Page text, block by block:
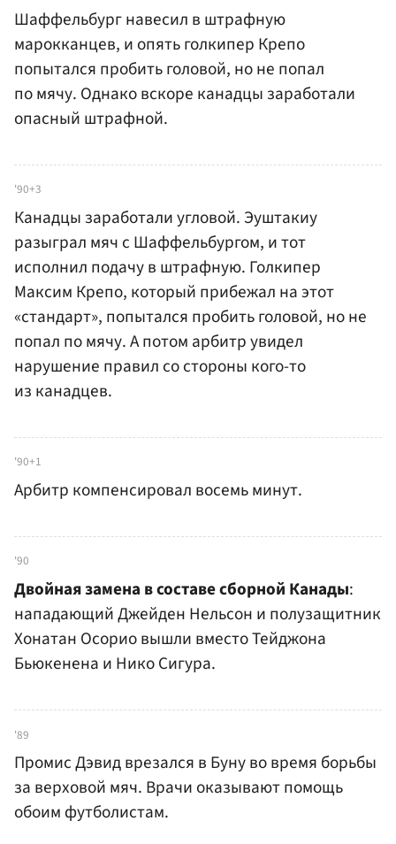
Шаффельбург навесил в штрафную
марокканцев, и опять голкипер Крепо
попытался пробить головой, но не попал
по мячу. Однако вскоре канадцы заработали
опасный штрафной.
'90+3
Канадцы заработали угловой. Эуштакиу
разыграл мяч с Шаффельбургом, и тот
исполнил подачу в штрафную. Голкипер
Максим Крепо, который прибежал на этот
«стандарт», попытался пробить головой, но не
попал по мячу. А потом арбитр увидел
нарушение правил со стороны кого-то
из канадцев.
'90+1
Арбитр компенсировал восемь минут.
'90
Двойная замена в составе сборной Канады:
нападающий Джейден Нельсон и полузащитник
Хонатан Осорио вышли вместо Тейджона
Бьюкенена и Нико Сигура.
'89
Промис Дэвид врезался в Буну во время борьбы
за верховой мяч. Врачи оказывают помощь
обоим футболистам.